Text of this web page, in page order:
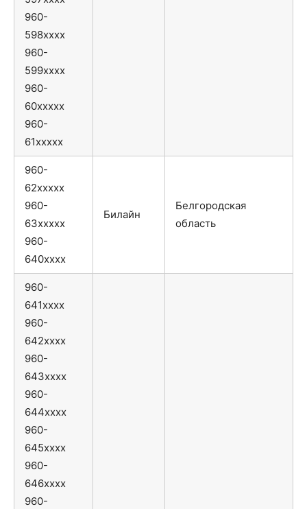
960-
598xxxx
960-
599xxxx
960-
60xxxxx
960-
61xxxxx
960-
62xxxxx
960-
63xxxxx
960-
640xxxx
Билайн
Белгородская
область
960-
641xxxx
960-
642xxxx
960-
643xxxx
960-
644xxxx
960-
645xxxx
960-
646xxxx
960-